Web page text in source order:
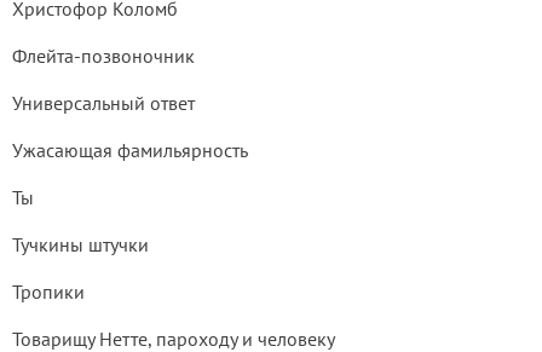
Христофор Коломб
Флейта-позвоночник
Универсальный ответ
Ужасающая фамильярность
Ты
Тучкины штучки
Тропики
Товарищу Нетте, пароходу и человеку